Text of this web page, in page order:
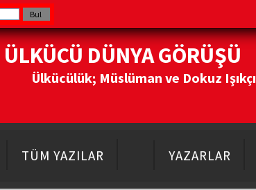
ÜLKÜCÜ DÜNYA GÖRÜŞÜ
Ülkücülük; Müslüman ve Dokuz
TÜM YAZILAR YAZARLAR